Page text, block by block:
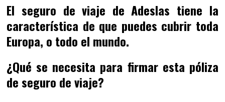
El seguro de viaje de Adeslas tiene la
característica de que puedes cubrir toda
Europa, o todo el mundo.
¿Qué se necesita para firmar esta póliza
de seguro de viaje?